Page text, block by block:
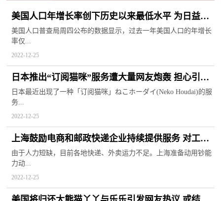
美国人口年增长率创下历史以来最低水平 为日益紧
张的劳动力市场增添压力
美国人口普查局周四公布的数据显示，过去一年美国人口的年增长
率仅...
2022-12-25
日本推出“订阅猫咪”服务遭大量网友炮轰 担心引发
猫咪的身心疾病
日本最近出现了一种「订阅猫咪」ねこホーダイ(Neko Houdai)的服
务...
2022-12-25
上海鼓励电商和邮政快递企业持续提供服务 对工作
人员每日补贴60元
由于人力短缺，目前各地快递、外卖运力不足。上海准备动用钞能
力动...
2022-12-25